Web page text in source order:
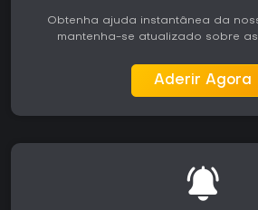
Obtenha ajuda instantânea da
mantenha-se atualizado sobre
Aderir Agora